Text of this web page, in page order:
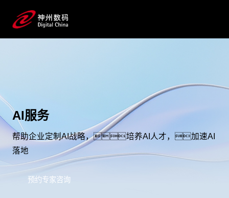
AI服务
帮助企业定制AI战略，培养AI人才，加速AI
落地
预约专家咨询